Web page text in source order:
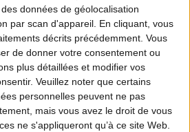
données de géolocalisation
par scan d'appareil. En cliquant, vous
décrits précédemment. Vous
de donner votre consentement ou
plus détaillées et modifier vos
Veuillez noter que certains
personnelles peuvent ne pas
mais vous avez le droit de vous
ne s'appliqueront qu’à ce site Web.